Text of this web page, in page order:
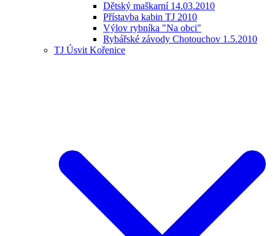
Dětský maškarní 14.03.2010
Přístavba kabin TJ 2010
Výlov rybníka "Na obci"
Rybářské závody Chotouchov 1.5.2010
TJ Úsvit Kořenice